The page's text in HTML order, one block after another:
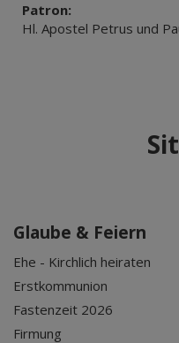
Patron:
Hl. Apostel Petrus und
Glaube & Feiern
Ehe - Kirchlich heiraten
Erstkommunion
Fastenzeit 2026
Firmung